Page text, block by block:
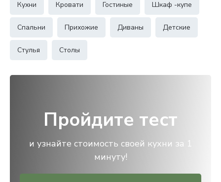
Кухни Кровати Гостиные Шкаф -купе
Спальни Прихожие Диваны Детские
Стулья Столы
Пройдите тест
и узнайте стоимость своей кухни за 1
минуту!